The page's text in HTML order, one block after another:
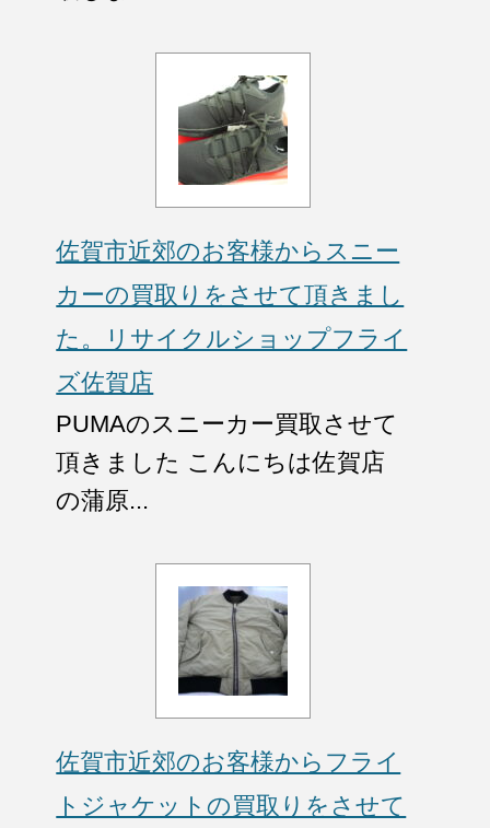
佐賀市近郊のお客様からスニー
カーの買取りをさせて頂きまし
た。リサイクルショップフライ
ズ佐賀店
PUMAのスニーカー買取させて
頂きました こんにちは佐賀店
の蒲原...
佐賀市近郊のお客様からフライ
トジャケットの買取りをさせて